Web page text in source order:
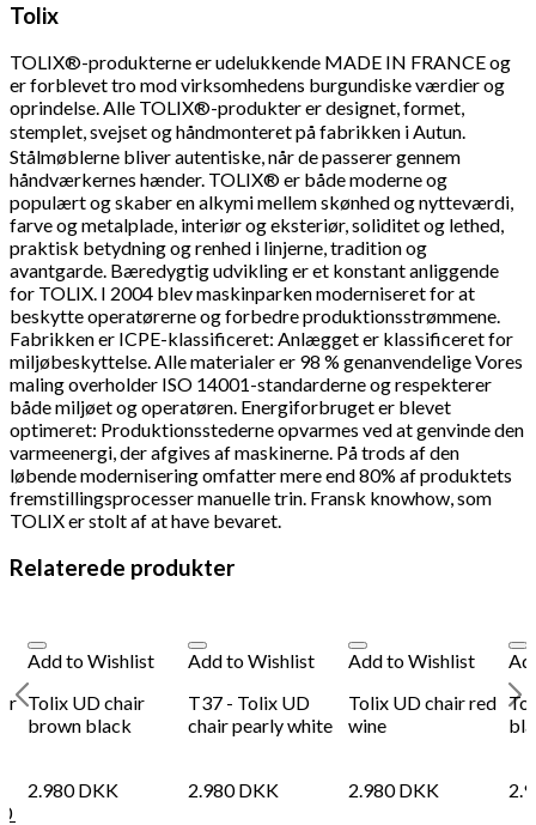
Tolix
TOLIX®-produkterne er udelukkende MADE IN FRANCE og
er forblevet tro mod virksomhedens burgundiske værdier og
oprindelse. Alle TOLIX®-produkter er designet, formet,
stemplet, svejset og håndmonteret på fabrikken i Autun.
Stålmøblerne bliver autentiske, når de passerer gennem
håndværkernes hænder. TOLIX® er både moderne og
populært og skaber en alkymi mellem skønhed og nytteværdi,
farve og metalplade, interiør og eksteriør, soliditet og lethed,
praktisk betydning og renhed i linjerne, tradition og
avantgarde. Bæredygtig udvikling er et konstant anliggende
for TOLIX. I 2004 blev maskinparken moderniseret for at
beskytte operatørerne og forbedre produktionsstrømmene.
Fabrikken er ICPE-klassificeret: Anlægget er klassificeret for
miljøbeskyttelse. Alle materialer er 98 % genanvendelige Vores
maling overholder ISO 14001-standarderne og respekterer
både miljøet og operatøren. Energiforbruget er blevet
optimeret: Produktionsstederne opvarmes ved at genvinde den
varmeenergi, der afgives af maskinerne. På trods af den
løbende modernisering omfatter mere end 80% af produktets
fremstillingsprocesser manuelle trin. Fransk knowhow, som
TOLIX er stolt af at have bevaret.
Relaterede produkter
Add to Wishlist
Tolix UD chair
brown black
2.980DKK
Add to Wishlist
T37 - Tolix UD
chair pearly white
2.980DKK
Add to Wishlist
Tolix UD chair red
wine
2.980DKK